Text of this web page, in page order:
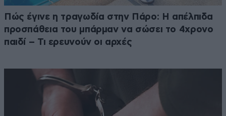
Πώς έγινε η τραγωδία στην Πάρο: Η απέλπιδα
προσπάθεια του μπάρμαν να σώσει το 4χρονο
παιδί – Τι ερευνούν οι αρχές